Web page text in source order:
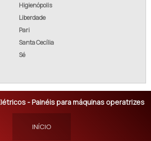
Higienópolis
Liberdade
Pari
Santa Cecília
Sé
- Painéis para máquinas operatrizes
INÍCIO